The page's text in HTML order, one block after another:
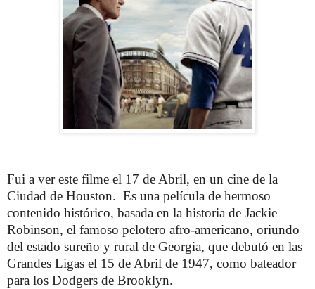
Fui a ver este filme el 17 de Abril, en un cine de la
Ciudad de Houston. Es una película de hermoso
contenido histórico, basada en la historia de Jackie
Robinson, el famoso pelotero afro-americano, oriundo
del estado sureño y rural de Georgia, que debutó en las
Grandes Ligas el 15 de Abril de 1947, como bateador
para los Dodgers de Brooklyn.